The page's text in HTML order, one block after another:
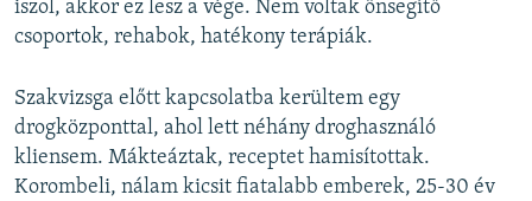
iszol, akkor ez lesz a vége. Nem voltak önsegítő
csoportok, rehabok, hatékony terápiák.
Szakvizsga előtt kapcsolatba kerültem egy
drogközponttal, ahol lett néhány droghasználó
kliensem. Mákteáztak, receptet hamisítottak.
Korombeli, nálam kicsit fiatalabb emberek, 25-30 év